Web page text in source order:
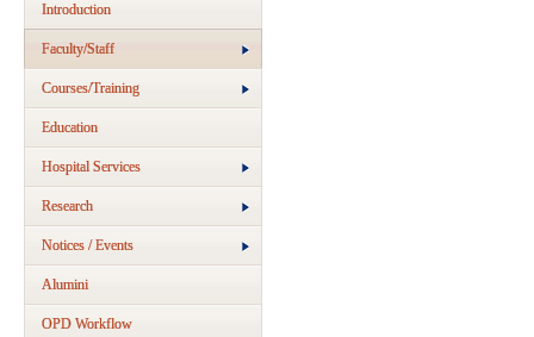
Introduction
Faculty/Staff
Courses/Training
Education
Hospital Services
Research
Notices / Events
Alumini
OPD Workflow